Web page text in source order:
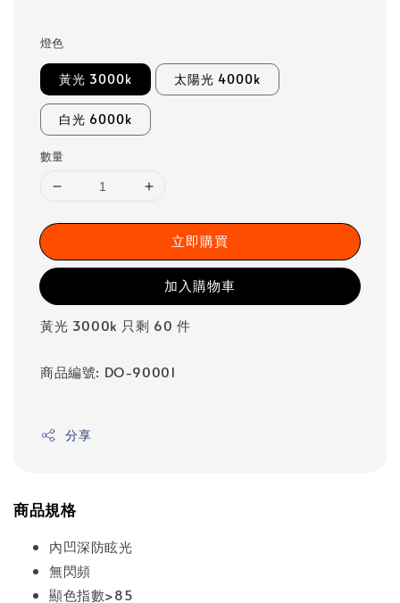
燈色
黃光 3000k 太陽光 4000k
白光 6000k
數量
立即購買
加入購物車
黃光 3000k 只剩 60 件
商品編號: DO-90001
分享
商品規格
內凹深防眩光
無閃頻
顯色指數>85